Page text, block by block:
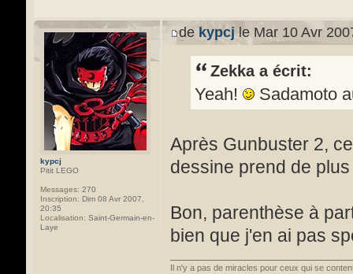
kypcj
Pitit LEGO
Messages: 270
Inscription: Dim 08 Avr 2007,
20:35
Localisation: Saint-Germain-en-
Laye
de kypcjle Mar 10 Avr
Zekka a écrit:
Yeah! Sadamoto
Après Gunbuster 2,
dessine prend de
Bon, parenthèse à
bien que j'en ai pas
Il n'y a pas de miracles pour ceux qui se